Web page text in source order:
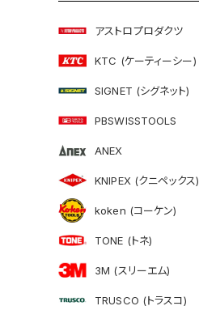
アストロプロダクツ
KTC (ケーティーシー)
SIGNET (シグネット)
PBSWISSTOOLS
ANEX
KNIPEX (クニペックス)
koken (コーケン)
TONE (トネ)
3M (スリーエム)
TRUSCO (トラスコ)